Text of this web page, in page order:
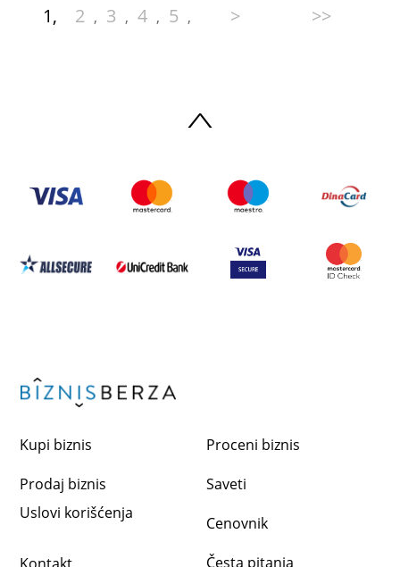
1, 2 , 3 , 4 , 5 , > >>
Kupi biznis
Prodaj biznis
Proceni biznis
Saveti
Uslovi korišćenja
Cenovnik
Česta pitanja